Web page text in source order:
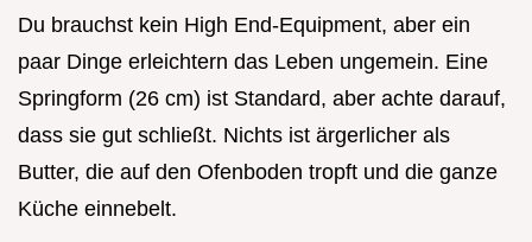
Du brauchst kein High End-Equipment, aber ein
paar Dinge erleichtern das Leben ungemein. Eine
Springform (26 cm) ist Standard, aber achte darauf,
dass sie gut schließt. Nichts ist ärgerlicher als
Butter, die auf den Ofenboden tropft und die ganze
Küche einnebelt.